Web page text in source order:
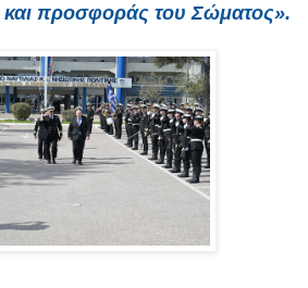
και προσφοράς του Σώματος».